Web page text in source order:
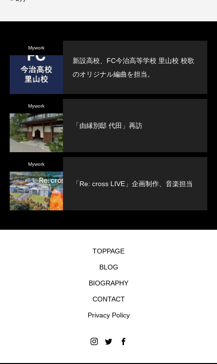
Mywork
新設高校、FC今治高等学校 里山校 校歌
のオリジナル編曲を担当。
Mywork
「由縁別邸 代田」再訪
Mywork
「Re: cross LIVE」企画制作、音楽担当
TOPPAGE
BLOG
BIOGRAPHY
CONTACT
Privacy Policy